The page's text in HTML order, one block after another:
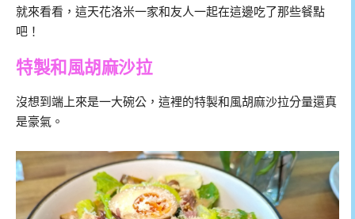
就來看看，這天花洛米一家和友人一起在這邊吃了那些餐點
吧！
特製和風胡麻沙拉
沒想到端上來是一大碗公，這裡的特製和風胡麻沙拉分量還真
是豪氣。